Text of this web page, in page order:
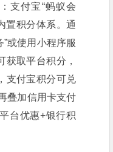
：支付宝“蚂蚁会
置积分体系。通
”或使用小程序服
获取平台积分，
支付宝积分可兑
叠加信用卡支付
台优惠+银行积